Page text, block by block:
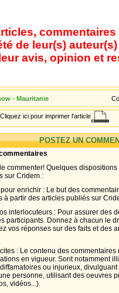
de leur(s)
leur avis, opinion et
- Mauritanie
Cliquez ici pour imprimer l'article
POSTEZ UN
commenter! Quelques
sur Cridem :
enrichir : Le but des
à partir des articles publiés sur
interlocuteurs : Pour assurer des
participants. Donnez à chacun le
vos réponses sur des faits et des
: Le contenu des
en vigueur. Sont notamment
ou injurieux,
personne, utilisant des oeuvres
vidéos...).